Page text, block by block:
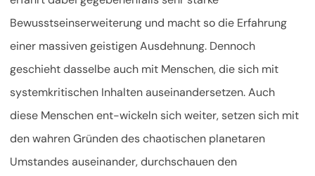
Bewusstseinserweiterung und macht so die Erfahrung
einer massiven geistigen Ausdehnung. Dennoch
geschieht dasselbe auch mit Menschen, die sich mit
systemkritischen Inhalten auseinandersetzen. Auch
diese Menschen ent-wickeln sich weiter, setzen sich mit
den wahren Gründen des chaotischen planetaren
Umstandes auseinander, durchschauen den